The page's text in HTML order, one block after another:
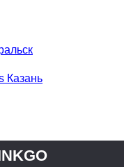
Казань